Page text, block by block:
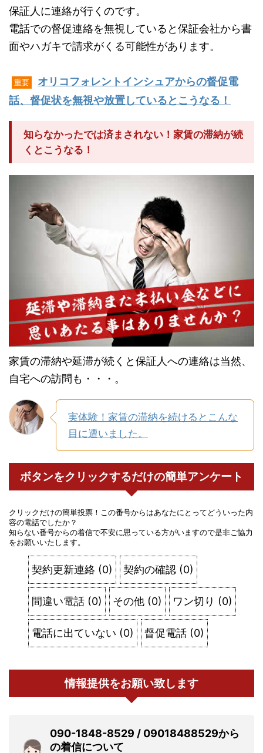
保証人に連絡が行くのです。
電話での督促連絡を無視していると保証会社から書
面やハガキで請求がくる可能性があります。
重要
オリコフォレントインシュアからの督促電
話、督促状を無視や放置しているとこうなる！
知らなかったでは済まされない！家賃の滞納が続
くとこうなる！
家賃の滞納や延滞が続くと保証人への連絡は当然、
自宅への訪問も・・・。
実体験！家賃の滞納を続けるとこんな
目に遭いました。
ボタンをクリックするだけの簡単アンケート
クリックだけの簡単投票！この番号からはあなたにとってどういった内
容の電話でしたか？
知らない番号からの着信で不安に思っている方がいますので是非ご協力
をお願いいたします。
契約更新連絡 (0) 契約の確認 (0)
間違い電話 (0) その他 (0) ワン切り (0)
電話に出ていない (0) 督促電話 (0)
情報提供をお願い致します
090-1848-8529 / 09018488529から
の着信について